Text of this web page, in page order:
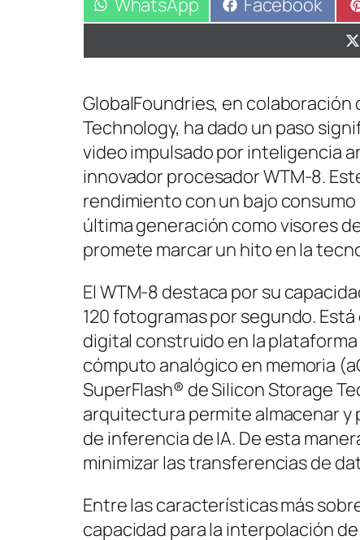
Compartir
en
WhatsApp Compartir
en
Facebook
GlobalFoundries, en
Technology, ha dado un paso
video impulsado por inteligencia
innovador procesador WTM-8.
rendimiento con un bajo
última generación como visores
promete marcar un hito en la
El WTM-8 destaca por su
120 fotogramas por segundo.
digital construido en la plataforma
cómputo analógico en memoria
SuperFlash® de Silicon Storage
arquitectura permite almacenar y
de inferencia de IA. De esta
minimizar las transferencias de
Entre las características más
capacidad para la interpolación